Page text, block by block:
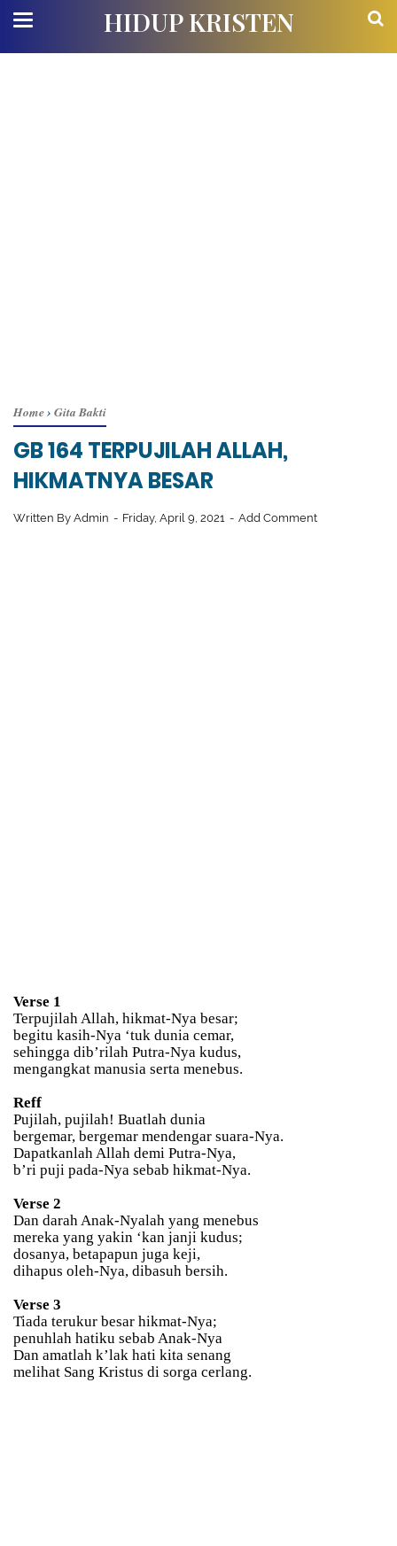
HIDUP KRISTEN
Home› Gita Bakti
GB 164 TERPUJILAH ALLAH,
HIKMATNYA BESAR
Written By Admin Friday, April 9, 2021 Add Comment
Verse 1
Terpujilah Allah, hikmat-Nya besar;
begitu kasih-Nya ‘tuk dunia cemar,
sehingga dib’rilah Putra-Nya kudus,
mengangkat manusia serta menebus.
Reff
Pujilah, pujilah! Buatlah dunia
bergemar, bergemar mendengar suara-Nya.
Dapatkanlah Allah demi Putra-Nya,
b’ri puji pada-Nya sebab hikmat-Nya.
Verse 2
Dan darah Anak-Nyalah yang menebus
mereka yang yakin ‘kan janji kudus;
dosanya, betapapun juga keji,
dihapus oleh-Nya, dibasuh bersih.
Verse 3
Tiada terukur besar hikmat-Nya;
penuhlah hatiku sebab Anak-Nya
Dan amatlah k’lak hati kita senang
melihat Sang Kristus di sorga cerlang.